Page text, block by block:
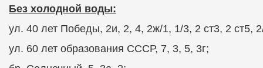
Без холодной воды:
ул. 40 лет Победы, 2и, 2, 4, 2ж/1, 1/3, 2 ст3, 2 ст5,
ул. 60 лет образования СССР, 7, 3, 5, 3г;